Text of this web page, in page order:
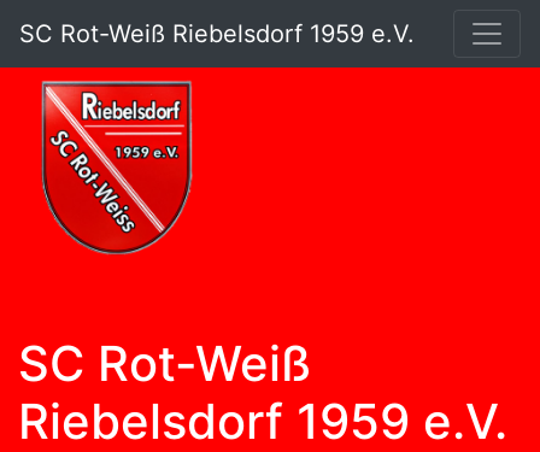
SC Rot-Weiß Riebelsdorf 1959 e.V.
SC Rot-Weiß
Riebelsdorf 1959 e.V.